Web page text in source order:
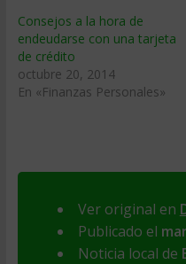
Consejos a la hora de
endeudarse con una tarjeta
de crédito
octubre 20, 2014
En «Finanzas Personales»
Ver original en
Publicado el
Noticia local de